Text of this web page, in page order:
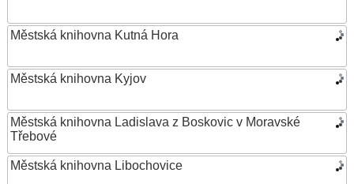
Městská knihovna Kutná Hora
Městská knihovna Kyjov
Městská knihovna Ladislava z Boskovic v Moravské
Třebové
Městská knihovna Libochovice